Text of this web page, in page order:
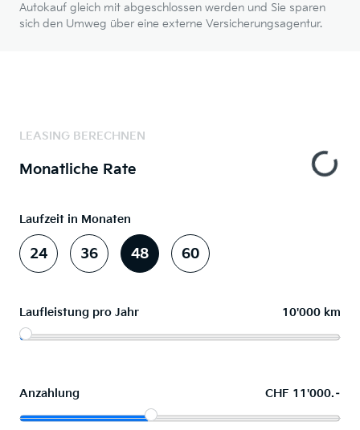
Autokauf gleich mit abgeschlossen werden und Sie sparen
sich den Umweg über eine externe Versicherungsagentur.
LEASING BERECHNEN
Monatliche Rate
Laufzeit in Monaten
24 36 48 60
Laufleistung pro Jahr 10'000 km
Anzahlung CHF 11'000.–